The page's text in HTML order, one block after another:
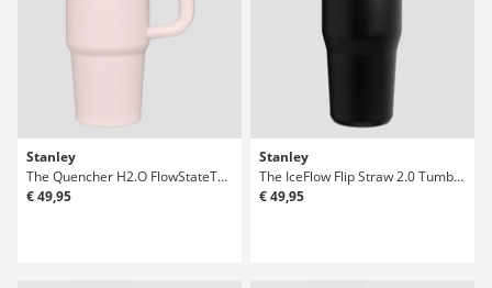
Stanley
The Quencher H2.O FlowStateTumbler 0,89l Bouteille
€ 49,95
Stanley
The IceFlow Flip Straw 2.0 Tumbler 0.89L Bouteille
€ 49,95